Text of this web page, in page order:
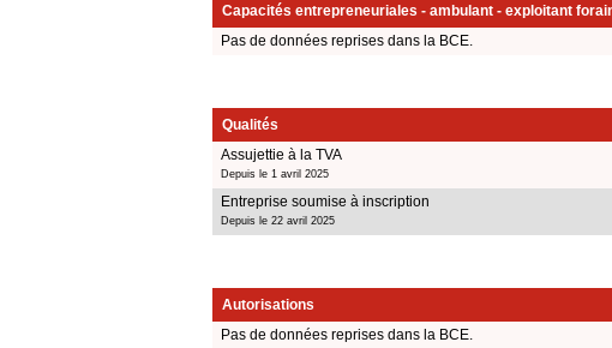
Capacités entrepreneuriales - ambulant - exploitant
Pas de données reprises dans la BCE.
Qualités
Assujettie à la TVA
Depuis le 1 avril 2025
Entreprise soumise à inscription
Depuis le 22 avril 2025
Autorisations
Pas de données reprises dans la BCE.